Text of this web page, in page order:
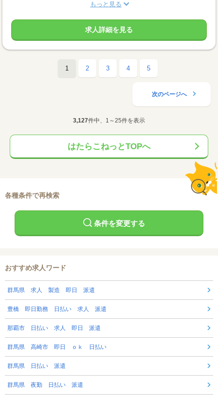
もっと見る
求人詳細を見る
1 2 3 4 5
次のページへ
3,127件中、1～25件を表示
はたらこねっとTOPへ
各種条件で再検索
条件を変更する
おすすめ求人ワード
群馬県 求人 製造 即日 派遣
豊橋 即日勤務 日払い 求人 派遣
那覇市 日払い 求人 即日 派遣
群馬県 高崎市 即日 ｏｋ 日払い
群馬県 日払い 派遣
群馬県 夜勤 日払い 派遣